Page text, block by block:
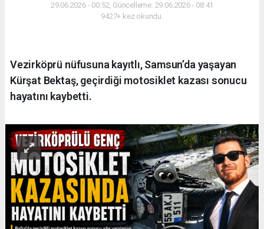
29.06.2026 - 00:52, Güncelleme: 29.06.2026 - 08:41
9427+ kez okundu.
Vezirköprü nüfusuna kayıtlı, Samsun’da yaşayan
Kürşat Bektaş, geçirdiği motosiklet kazası sonucu
hayatını kaybetti.